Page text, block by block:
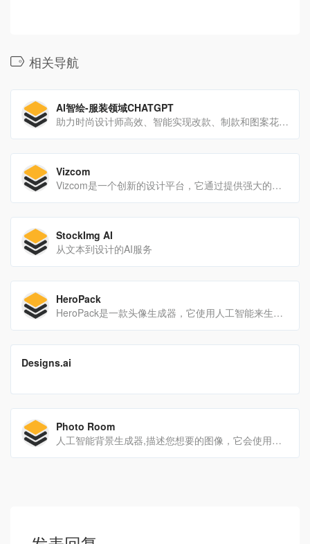
相关导航
AI智绘-服装领域CHATGPT
助力时尚设计师高效、智能实现改款、制款和图案花型设计，辅助研发&开发爆款！
Vizcom
Vizcom是一个创新的设计平台，它通过提供强大的工具和安全的环境，帮助设计团队将创意快速转化为3D模型。
StockImg AI
从文本到设计的AI服务
HeroPack
HeroPack是一款头像生成器，它使用人工智能来生成受电子游戏启发的头像。
Designs.ai
Photo Room
人工智能背景生成器,描述您想要的图像，它会使用符合您确切要求的稳定扩散神奇地生成无限数量的独特背景